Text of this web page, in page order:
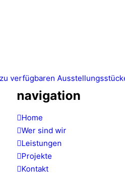
verfügbaren
navigation
Home
Wer sind wir
Leistungen
Projekte
Kontakt